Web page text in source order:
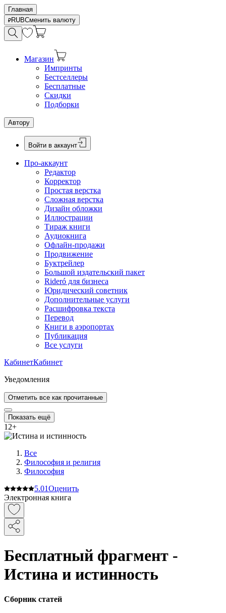
Главная
RUBСменить валюту
Магазин
Импринты
Бестселлеры
Бесплатные
Скидки
Подборки
Автору
Войти в аккаунт
Про-аккаунт
Редактор
Корректор
Простая верстка
Сложная верстка
Дизайн обложки
Иллюстрации
Тираж книги
Аудиокнига
Офлайн-продажи
Продвижение
Буктрейлер
Большой издательский пакет
Rideró для бизнеса
Юридический советник
Дополнительные услуги
Расшифровка текста
Перевод
Книги в аэропортах
Публикация
Все услуги
КабинетКабинет
Уведомления
Отметить все как прочитанные
Показать ещё
12+
Все
Философия и религия
Философия
5.01Оценить
Электронная книга
Бесплатный фрагмент -
Истина и истинность
Сборник статей